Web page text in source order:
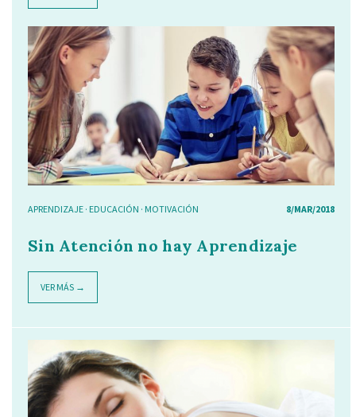
APRENDIZAJE · EDUCACIÓN · MOTIVACIÓN 8/MAR/2018
Sin Atención no hay Aprendizaje
VER MÁS →